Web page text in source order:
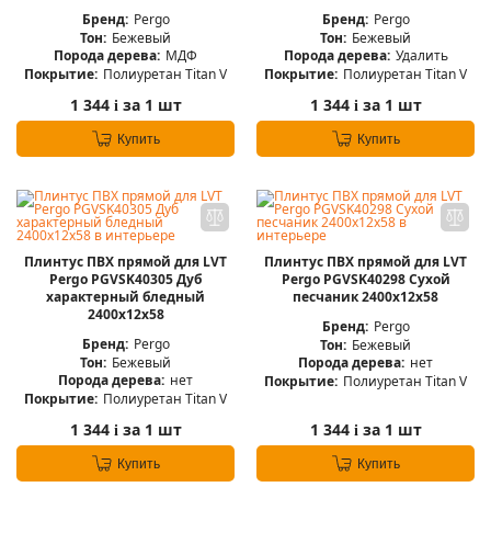
Бренд: Pergo
Тон: Бежевый
Порода дерева: МДФ
Покрытие: Полиуретан Titan V
1 344 iза 1 шт
Купить
Бренд: Pergo
Тон: Бежевый
Порода дерева: Удалить
Покрытие: Полиуретан Titan V
1 344 iза 1 шт
Купить
Плинтус ПВХ прямой для LVT
Pergo PGVSK40305 Дуб
характерный бледный
2400х12х58
Бренд: Pergo
Тон: Бежевый
Порода дерева: нет
Покрытие: Полиуретан Titan V
1 344 iза 1 шт
Купить
Плинтус ПВХ прямой для LVT
Pergo PGVSK40298 Сухой
песчаник 2400х12х58
Бренд: Pergo
Тон: Бежевый
Порода дерева: нет
Покрытие: Полиуретан Titan V
1 344 iза 1 шт
Купить